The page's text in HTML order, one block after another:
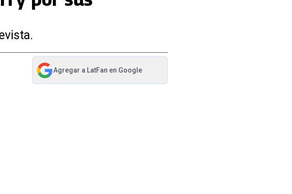
Agregar a LatFan en Google
abre en nueva pestaña